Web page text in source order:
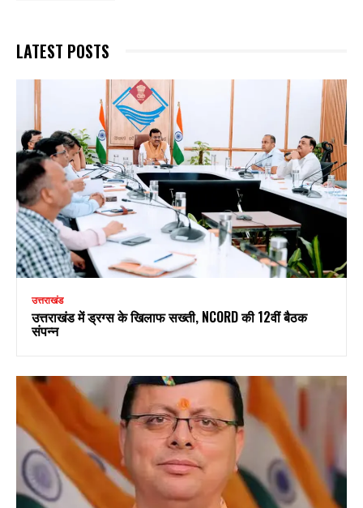
LATEST POSTS
उत्तराखंड
उत्तराखंड में ड्रग्स के खिलाफ सख्ती, NCORD की 12वीं बैठक
संपन्न